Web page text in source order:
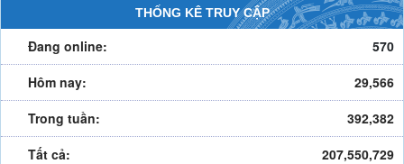
THỐNG KÊ TRUY CẬP
Đang online:
570
Hôm nay:
29,566
Trong tuần:
392,382
Tất cả:
207,550,729